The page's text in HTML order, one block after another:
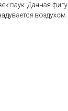
паук. Данная